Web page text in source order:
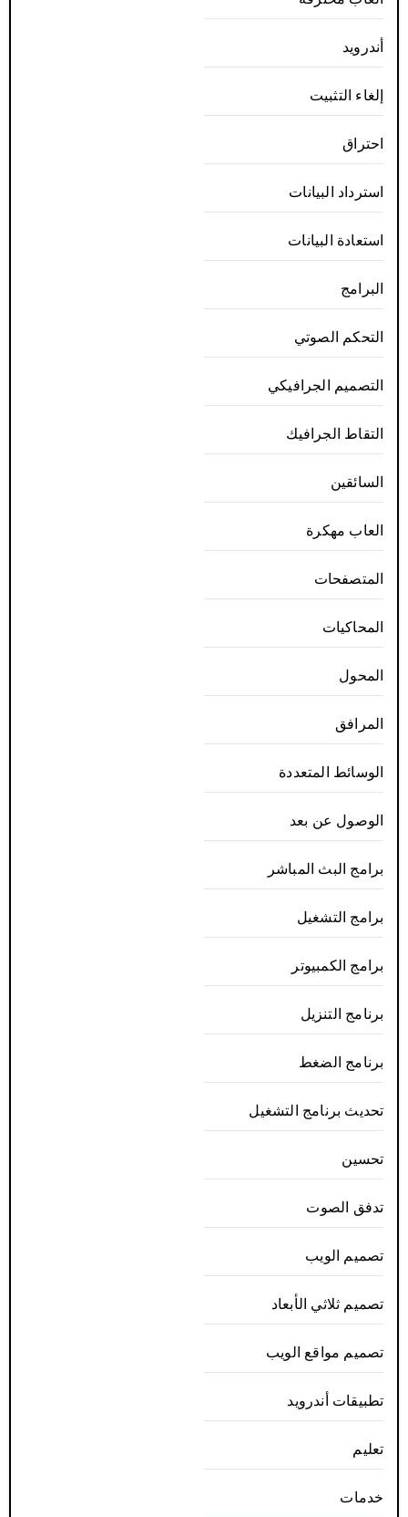
أندرويد
إلغاء التثبيت
احتراق
استرداد البيانات
استعادة البيانات
البرامج
التحكم الصوتي
التصميم الجرافيكي
التقاط الجرافيك
السائقين
العاب مهكرة
المتصفحات
المحاكيات
المحول
المرافق
الوسائط المتعددة
الوصول عن بعد
برامج البث المباشر
برامج التشغيل
برامج الكمبيوتر
برنامج التنزيل
برنامج الضغط
تحديث برنامج التشغيل
تحسين
تدفق الصوت
تصميم الويب
تصميم ثلاثي الأبعاد
تصميم مواقع الويب
تطبيقات أندرويد
تعليم
خدمات